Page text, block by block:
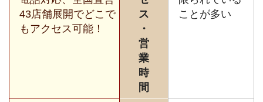
43店舗展開でどこで
もアクセス可能！
ス
・
営
業
時
間
ことが多い